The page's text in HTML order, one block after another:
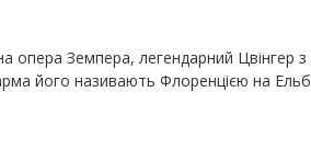
Земпера, легендарний Цвінгер з
його називають Флоренцією на